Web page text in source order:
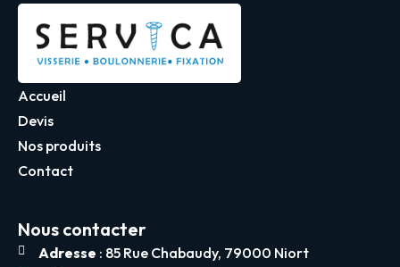
Accueil
Devis
Nos produits
Contact
Nous contacter
Adresse : 85 Rue Chabaudy, 79000 Niort